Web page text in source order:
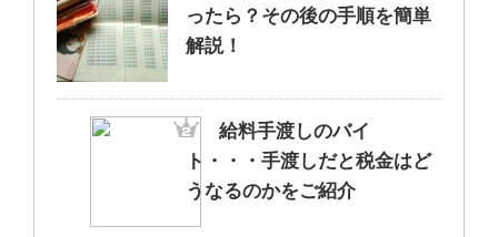
ったら？その後の手順を簡単
解説！
給料手渡しのバイ
ト・・・手渡しだと税金はど
うなるのかをご紹介